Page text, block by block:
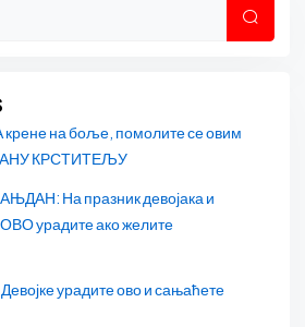
на боље, помолите се овим
КРСТИТЕЉУ
На празник девојака и
урадите ако желите
урадите ово и сањаћете